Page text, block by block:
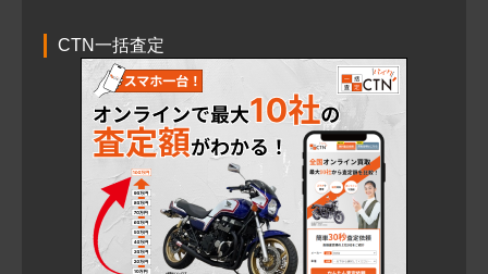
CTN一括査定